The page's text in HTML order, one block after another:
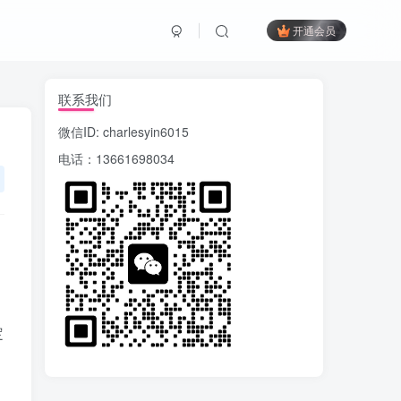
开通会员
联系我们
微信ID: charlesyin6015
电话：13661698034